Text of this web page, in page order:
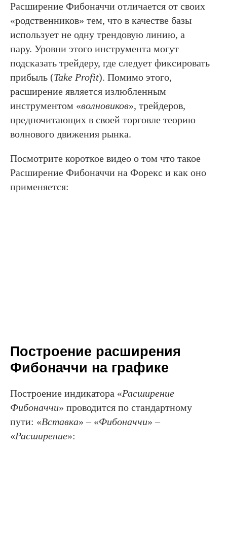
Расширение Фибоначчи отличается от своих
«родственников» тем, что в качестве базы
использует не одну трендовую линию, а
пару. Уровни этого инструмента могут
подсказать трейдеру, где следует фиксировать
прибыль (Take Profit). Помимо этого,
расширение является излюбленным
инструментом «волновиков», трейдеров,
предпочитающих в своей торговле теорию
волнового движения рынка.
Посмотрите короткое видео о том что такое
Расширение Фибоначчи на Форекс и как оно
применяется:
Построение расширения
Фибоначчи на графике
Построение индикатора «Расширение
Фибоначчи» проводится по стандартному
пути: «Вставка» – «Фибоначчи» –
«Расширение»: